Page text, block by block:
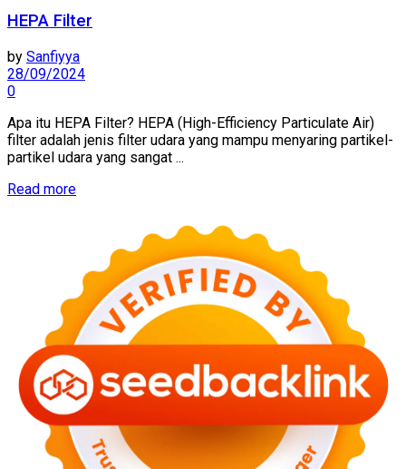
HEPA Filter
by Sanfiyya
28/09/2024
0
Apa itu HEPA Filter? HEPA (High-Efficiency Particulate Air)
filter adalah jenis filter udara yang mampu menyaring partikel-
partikel udara yang sangat ...
Read more